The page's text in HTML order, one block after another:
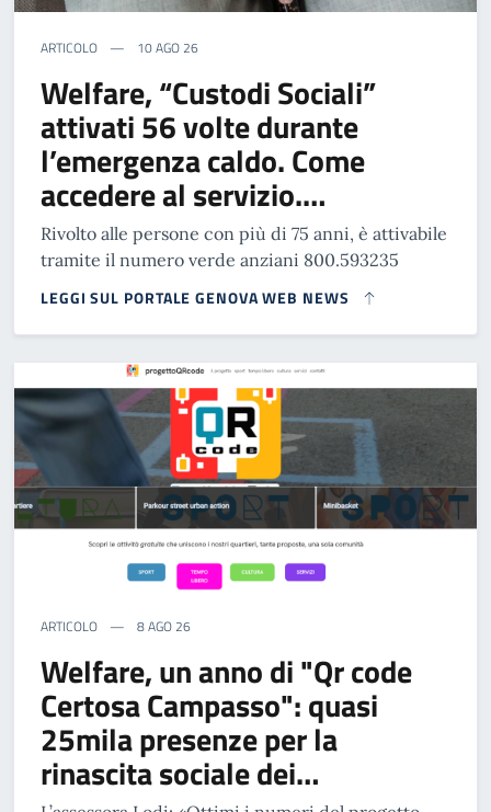
ARTICOLO 10 AGO 26
Welfare, “Custodi Sociali”
attivati 56 volte durante
l’emergenza caldo. Come
accedere al servizio.…
Rivolto alle persone con più di 75 anni, è attivabile
tramite il numero verde anziani 800.593235
LEGGI SUL PORTALE GENOVA WEB NEWS
ARTICOLO 8 AGO 26
Welfare, un anno di "Qr code
Certosa Campasso": quasi
25mila presenze per la
rinascita sociale dei…